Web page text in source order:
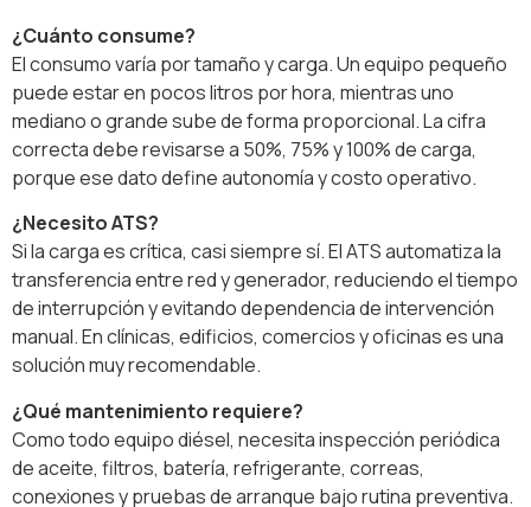
¿Cuánto consume?
El consumo varía por tamaño y carga. Un equipo pequeño
puede estar en pocos litros por hora, mientras uno
mediano o grande sube de forma proporcional. La cifra
correcta debe revisarse a 50%, 75% y 100% de carga,
porque ese dato define autonomía y costo operativo.
¿Necesito ATS?
Si la carga es crítica, casi siempre sí. El ATS automatiza la
transferencia entre red y generador, reduciendo el tiempo
de interrupción y evitando dependencia de intervención
manual. En clínicas, edificios, comercios y oficinas es una
solución muy recomendable.
¿Qué mantenimiento requiere?
Como todo equipo diésel, necesita inspección periódica
de aceite, filtros, batería, refrigerante, correas,
conexiones y pruebas de arranque bajo rutina preventiva.